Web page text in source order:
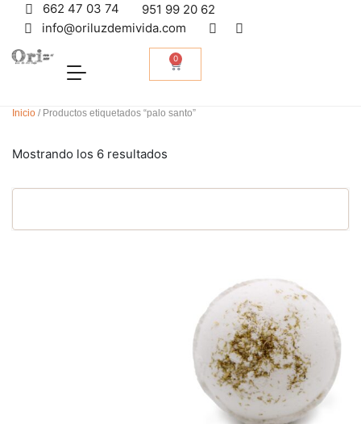
662 47 03 74
951 99 20 62
info@oriluzdemivida.com
0
Inicio / Productos etiquetados “palo santo”
Mostrando los 6 resultados